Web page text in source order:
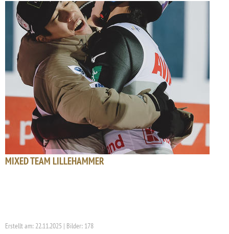
MIXED TEAM LILLEHAMMER
Erstellt am: 22.11.2025 | Bilder: 178